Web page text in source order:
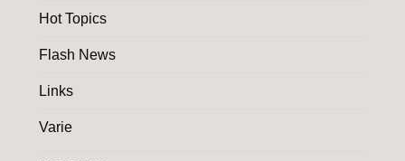
Hot Topics
Flash News
Links
Varie